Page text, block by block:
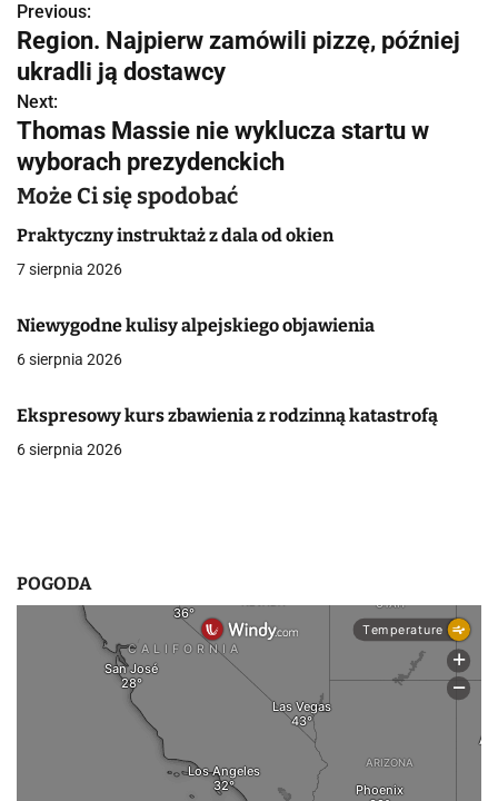
N
a
w
i
g
a
c
j
a
p
Previous:
Region. Najpierw zamówili pizzę, później
ukradli ją dostawcy
Next:
Thomas Massie nie wyklucza startu w
wyborach prezydenckich
Może Ci się spodobać
Praktyczny instruktaż z dala od okien
7 sierpnia 2026
Niewygodne kulisy alpejskiego objawienia
6 sierpnia 2026
Ekspresowy kurs zbawienia z rodzinną katastrofą
6 sierpnia 2026
POGODA